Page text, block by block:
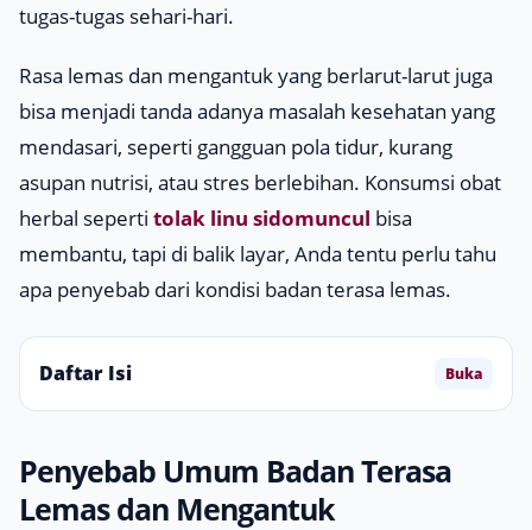
tugas-tugas sehari-hari.
Rasa lemas dan mengantuk yang berlarut-larut juga
bisa menjadi tanda adanya masalah kesehatan yang
mendasari, seperti gangguan pola tidur, kurang
asupan nutrisi, atau stres berlebihan. Konsumsi obat
herbal seperti tolak linu sidomuncul bisa
membantu, tapi di balik layar, Anda tentu perlu tahu
apa penyebab dari kondisi badan terasa lemas.
Daftar Isi Buka
Penyebab Umum Badan Terasa
Lemas dan Mengantuk